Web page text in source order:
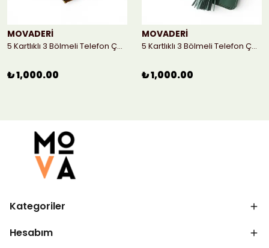
MOVADERİ
5 Kartlıklı 3 Bölmeli Telefon Çantası - Taba
₺ 1,000.00
MOVADERİ
5 Kartlıklı 3 Bölmeli Telefon Çantası
₺ 1,000.00
Kategoriler
Hesabım